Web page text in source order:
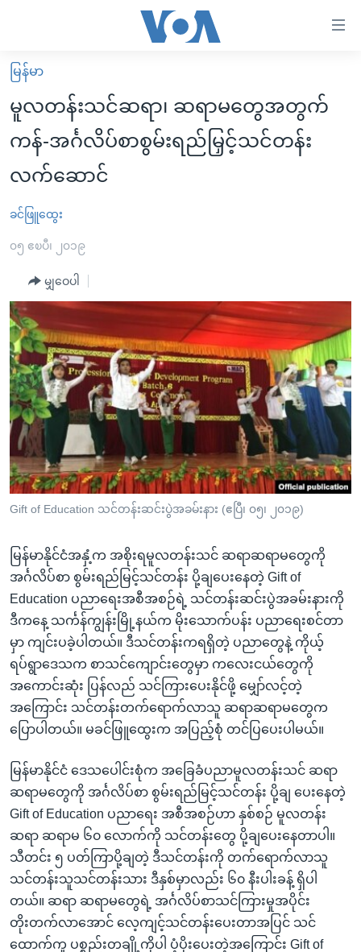
လွယ်ကူ
စေ
သည့်
များ
ပင်မ
ကျော်
ကြည့်
ရန်
ပင်မ
အ
ညွန်း
စာမျက်နှာ
သို့
ကျော်
ကြည့်
ရန်
ရှာဖွေ
နေရာ
သို့
ကျော်
ရန်
မူလစာမျက်နှာ
မြန်မာ
ကမ္ဘာ့သတင်းများ
နိုင်ငံတကာ
အစ္စရေး-ပါလက်စတိုင်း
ဗွီဒီယို
အင်္ဂလိပ်စာလေ့လာမယ်
အမေရိကန်သုံးအီဒီယံ
မကြေးမုံရဲ့ အင်္ဂလိပ်စာ
ရုပ်ရှင်ထဲက အင်္ဂလိပ်စာ
သုတပဒေသာ အင်္ဂလိပ်စာ
အပတ်စဉ်ကဏ္ဍများ
ရေဒီယို
တီဗွီ
ရေဒီယိုနှင့်ရုပ်သံ အချက်အလက်များ
ရေဒီယို/တီဗွီအစီအစဉ်
Learning English
ဗွီအိုအေ လူမှုကွန်ယက်များ
ဘာသာစကားများ
မြန်မာ
မူလတန်းသင်ဆရာ၊ ဆရာမတွေအတွက်
ကန်-အင်္ဂလိပ်စာစွမ်းရည်မြှင့်သင်တန်း
လက်ဆောင်
ခင်ဖြူထွေး
၀၅ ဧၿပီ၊ ၂၀၁၉
မျှဝေပါ
Gift of Education သင်တန်းဆင်းပွဲအခမ်းနား (ဧပြီ၊ ၀၅၊ ၂၀၁၉)
မြန်မာနိုင်ငံအနှံ့က အစိုးရမူလတန်းသင် ဆရာဆရာမတွေကို
အင်္ဂလိပ်စာ စွမ်းရည်မြင့်သင်တန်း ပို့ချပေးနေတဲ့ Gift of
Education ပညာရေးအစီအစဉ်ရဲ့ သင်တန်းဆင်းပွဲအခမ်းနားကို
ဒီကနေ့ သင်္ကန်ကျွန်းမြို့နယ်က မိုးသောက်ပန်း ပညာရေးစင်တာ
မှာ ကျင်းပခဲ့ပါတယ်။ ဒီသင်တန်းကရရှိတဲ့ ပညာတွေနဲ့ ကိုယ့်
ရပ်ရွာဒေသက စာသင်ကျောင်းတွေမှာ ကလေးငယ်တွေကို
အကောင်းဆုံး ပြန်လည် သင်ကြားပေးနိုင်ဖို့ မျှော်လင့်တဲ့
အကြောင်း သင်တန်းတက်ရောက်လာသူ ဆရာဆရာမတွေက
ပြောပါတယ်။ မခင်ဖြူထွေးက အပြည့်စုံ တင်ပြပေးပါမယ်။
မြန်မာနိုင်ငံ ဒေသပေါင်းစုံက အခြေခံပညာမူလတန်းသင် ဆရာ
ဆရာမတွေကို အင်္ဂလိပ်စာ စွမ်းရည်မြင့်သင်တန်း ပို့ချ ပေးနေတဲ့
Gift of Education ပညာရေး အစီအစဉ်ဟာ နှစ်စဉ် မူလတန်း
ဆရာ ဆရာမ ၆၀ လောက်ကို သင်တန်းတွေ ပို့ချပေးနေတာပါ။
သီတင်း ၅ ပတ်ကြာပို့ချတဲ့ ဒီသင်တန်းကို တက်ရောက်လာသူ
သင်တန်းသူသင်တန်းသား ဒီနှစ်မှာလည်း ၆၀ နီးပါးခန့် ရှိပါ
တယ်။ ဆရာ ဆရာမတွေရဲ့ အင်္ဂလိပ်စာသင်ကြားမှုအပိုင်း
တိုးတက်လာအောင် လေ့ကျင့်သင်တန်းပေးတာအပြင် သင်
ထောက်ကူ ပစ္စည်းတချို့ကိုပါ ပံ့ပိုးပေးတဲ့အကြောင်း Gift of